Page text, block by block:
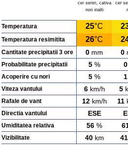
cer senin, cativa
nori inalti
cer
Temperatura 25°C
Temperatura resimitita 26°C
Cantitate precipitatii 3 ore 0 mm 0
Probabilitate precipitatii 5 % 0
Acoperire cu nori 5 % 1
Viteza vantului 6km/h 5
Rafale de vant 12km/h 11
Directia vantului ESE
Umiditatea relativa 56 %
Vizibilitate 40km 41